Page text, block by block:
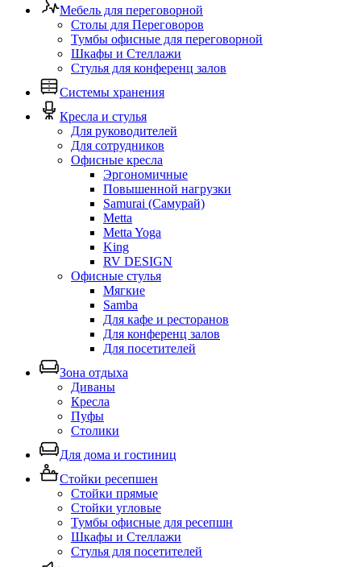
Мебель для переговорной
Столы для Переговоров
Тумбы офисные для переговорной
Шкафы и Стеллажи
Стулья для конференц залов
Системы хранения
Кресла и стулья
Для руководителей
Для сотрудников
Офисные кресла
Эргономичные
Повышенной нагрузки
Samurai (Самурай)
Metta
Metta Yoga
King
RV DESIGN
Офисные стулья
Мягкие
Samba
Для кафе и ресторанов
Для конференц залов
Для посетителей
Зона отдыха
Диваны
Кресла
Пуфы
Столики
Для дома и гостиниц
Стойки ресепшен
Стойки прямые
Стойки угловые
Тумбы офисные для ресепшн
Шкафы и Стеллажи
Стулья для посетителей